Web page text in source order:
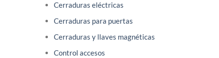
Cerraduras eléctricas
Cerraduras para puertas
Cerraduras y llaves magnéticas
Control accesos